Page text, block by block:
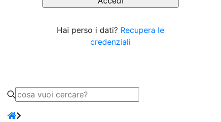
Hai perso i dati? Recupera le
credenziali